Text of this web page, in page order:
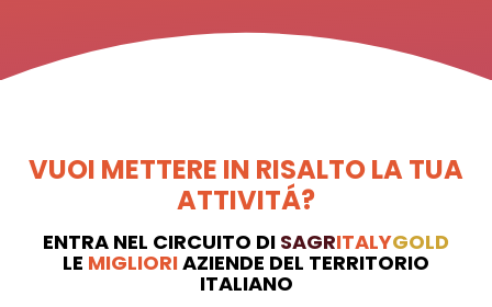
VUOI METTERE IN RISALTO LA TUA
ATTIVITÁ?
ENTRA NEL CIRCUITO DI SAGRITALYGOLD
LE MIGLIORIAZIENDE DEL TERRITORIO
ITALIANO